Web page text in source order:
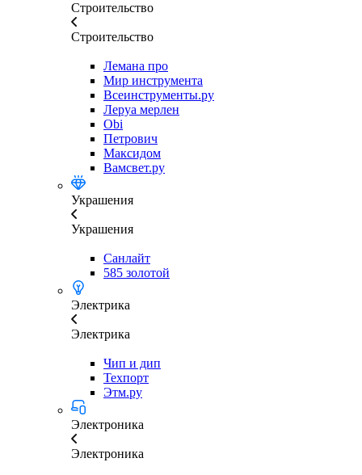
Строительство
Строительство
Лемана про
Мир инструмента
Всеинструменты.ру
Леруа мерлен
Obi
Петрович
Максидом
Вамсвет.ру
Украшения
Украшения
Санлайт
585 золотой
Электрика
Электрика
Чип и дип
Техпорт
Этм.ру
Электроника
Электроника